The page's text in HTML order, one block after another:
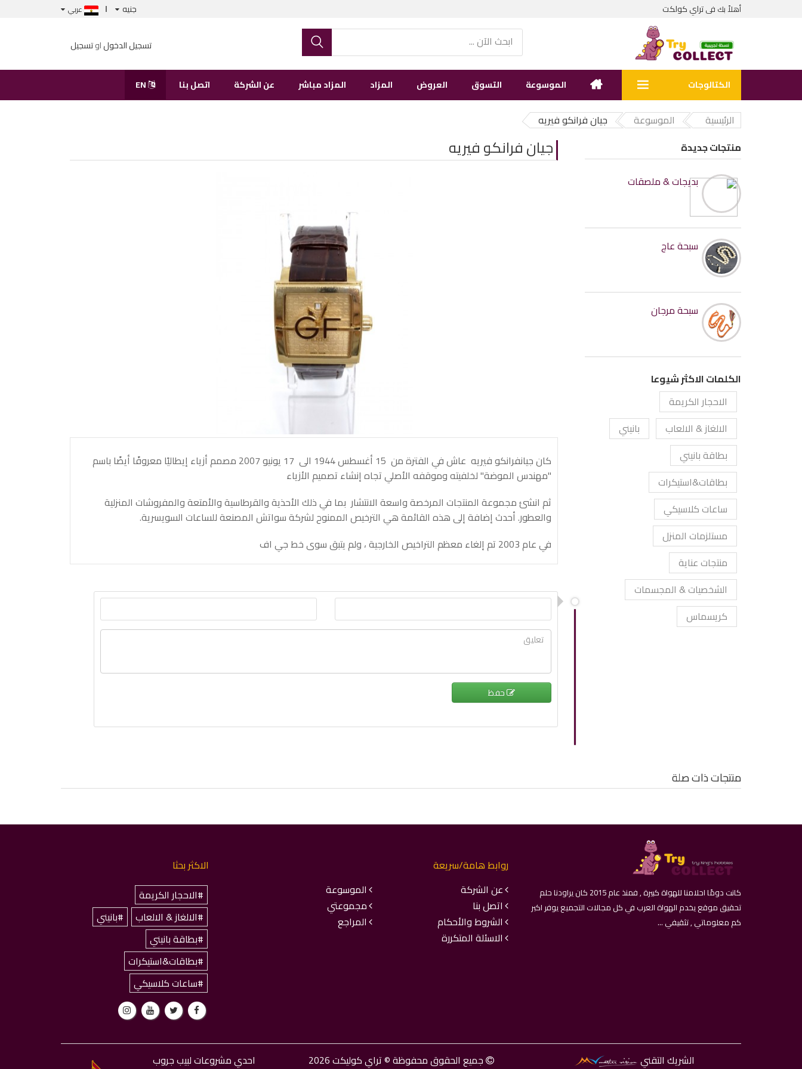
أهلاً بك فىتراي كولكت جنيه عربي
تسجيل الدخولاوتسجيل
الكتالوجات الموسوعة التسوق العروض المزاد المزاد مباشر عن الشركة اتصل بنا
الرئيسية الموسوعة
جيان فرانكو فيريه
منتجات جديدة
بديجات & ملصقات
سبحة عاج
سبحة مرجان
الكلمات الاكثر شيوعا
الاحجار الكريمة
الالغاز & الالعاب
بانيني
بطاقة بانيني
بطاقات&استيكرات
ساعات كلاسيكي
مستلزمات المنزل
منتجات عناية
الشخصيات & المجسمات
كريسماس
جيان فرانكو فيريه
كان جيانفرانكو فيريه عاش في الفترة من 15 أغسطس 1944 الى 17 يونيو 2007 مصمم أزياء إيطاليًا معروفًا أيضًا باسم
"مهندس الموضة" لخلفيته وموقفه الأصلي تجاه إنشاء تصميم الأزياء
ثم انشئ مجموعة المنتجات المرخصة واسعة الانتشار بما في ذلك الأحذية والقرطاسية والأمتعة والمفروشات المنزلية
والعطور. أحدث إضافة إلى هذه القائمة هي الترخيص الممنوح لشركة سواتش المصنعة للساعات السويسرية.
في عام 2003 تم إلغاء معظم التراخيص الخارجية ، ولم يتبق سوى خط جي اف
حفظ
منتجات ذات صلة
كانت دومًا احلامنا للهواة كبيرة , فمنذ عام 2015 كان يراودنا حلم
تحقيق موقع يخدم الهواة العرب في كل مجالات التجميع يوفر اكبر
كم معلوماتي , تثقيفي ...
روابط هامة/سريعة
عن الشركة
الموسوعة
اتصل بنا
مجموعتي
الشروط والأحكام
المراجع
الاسئلة المتكررة
الاكثر بحثا
#الاحجار الكريمة
#الالغاز & الالعاب
#بانيني
#بطاقة بانيني
#بطاقات&استيكرات
#ساعات كلاسيكي
الشريك التقني
جميع الحقوق محفوظة © تراي كوليكت 2026
احدي مشروعات لبيب جروب